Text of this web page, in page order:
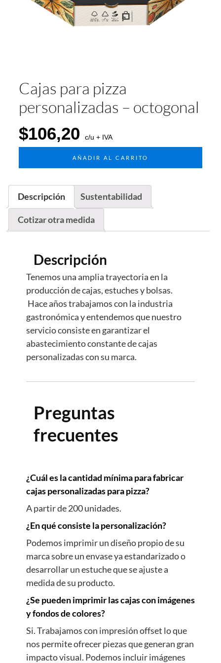
Cajas para pizza
personalizadas – octogonal
$106,20 c/u + IVA
AÑADIR AL CARRITO
Descripción Sustentabilidad
Cotizar otra medida
Descripción
Tenemos una amplia trayectoria en la
producción de cajas, estuches y bolsas.
Hace años trabajamos con la industria
gastronómica y entendemos que nuestro
servicio consiste en garantizar el
abastecimiento constante de cajas
personalizadas con su marca.
Preguntas
frecuentes
¿Cuál es la cantidad mínima para fabricar
cajas personalizadas para pizza?
A partir de 200 unidades.
¿En qué consiste la personalización?
Podemos imprimir un diseño propio de su
marca sobre un envase ya estandarizado o
desarrollar un estuche que se ajuste a
medida de su producto.
¿Se pueden imprimir las cajas con imágenes
y fondos de colores?
Si. Trabajamos con impresión offset lo que
nos permite ofrecer piezas que generan gran
impacto visual. Podemos incluir imágenes